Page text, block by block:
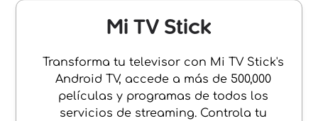
Mi TV Stick
Transforma tu televisor con Mi TV Stick's
Android TV, accede a más de 500,000
películas y programas de todos los
servicios de streaming. Controla tu